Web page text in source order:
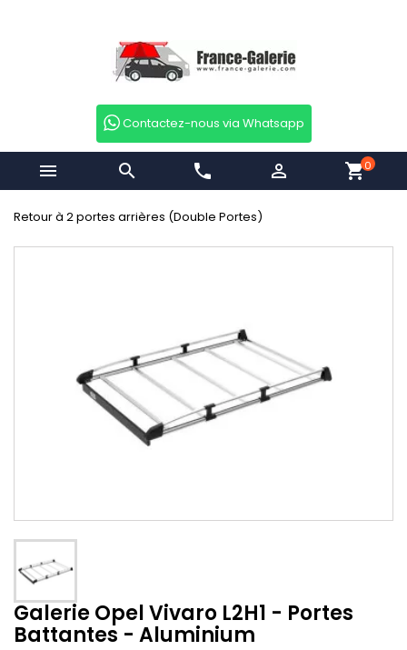
Contactez-nous via Whatsapp
  phone  shopping_cart0
Retour à 2 portes arrières (Double Portes)
Galerie Opel Vivaro L2H1 - Portes
Battantes - Aluminium